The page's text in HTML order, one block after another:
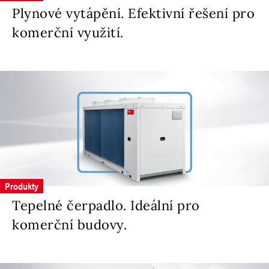
Plynové vytápění. Efektivní řešení pro
komerční využití.
Produkty
Tepelné čerpadlo. Ideální pro
komerční budovy.